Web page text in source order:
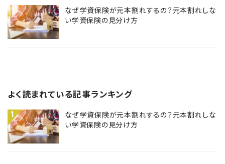
なぜ学資保険が元本割れするの？元本割れしな
い学資保険の見分け方
よく読まれている記事ランキング
1
なぜ学資保険が元本割れするの？元本割れしな
い学資保険の見分け方